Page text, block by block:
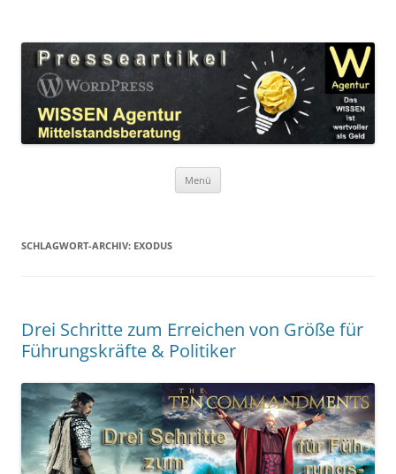
Agentur
Menü
SCHLAGWORT-ARCHIV: EXODUS
Drei Schritte zum Erreichen von Größe für
Führungskräfte & Politiker